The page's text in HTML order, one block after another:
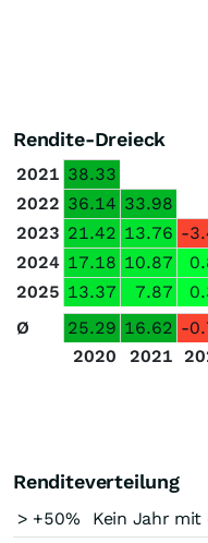
Rendite-Dreieck
2021 38.33
2022 36.14 33.98
2023 21.42 13.76 -
2024 17.18 10.87
2025 13.37 7.87
Ø
25.29 16.62 -
2020
2021
Renditeverteilung
> +50%
Kein Jahr